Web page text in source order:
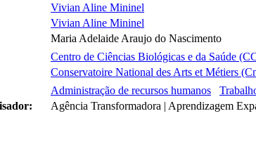
Vivian Aline Mininel
Vivian Aline Mininel
Maria Adelaide Araujo do Nascimento
Centro de Ciências Biológicas e da Saúde
Conservatoire National des Arts et Métiers
Administração de recursos humanos
Agência Transformadora | Aprendizagem